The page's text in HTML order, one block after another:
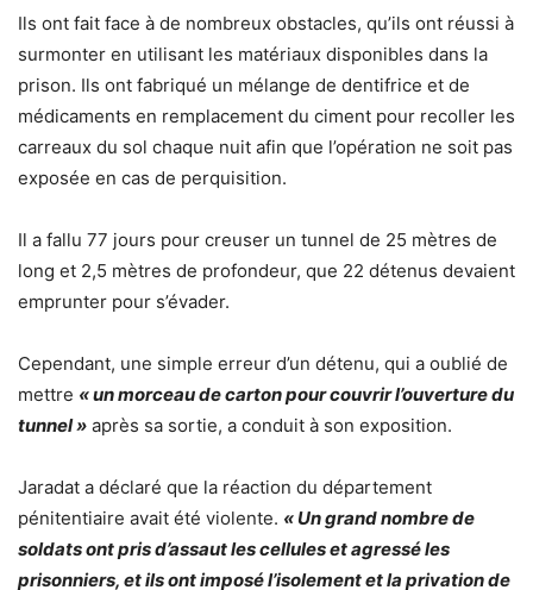
Ils ont fait face à de nombreux obstacles, qu’ils ont réussi à
surmonter en utilisant les matériaux disponibles dans la
prison. Ils ont fabriqué un mélange de dentifrice et de
médicaments en remplacement du ciment pour recoller les
carreaux du sol chaque nuit afin que l’opération ne soit pas
exposée en cas de perquisition.
Il a fallu 77 jours pour creuser un tunnel de 25 mètres de
long et 2,5 mètres de profondeur, que 22 détenus devaient
emprunter pour s’évader.
Cependant, une simple erreur d’un détenu, qui a oublié de
mettre « un morceau de carton pour couvrir l’ouverture du
tunnel » après sa sortie, a conduit à son exposition.
Jaradat a déclaré que la réaction du département
pénitentiaire avait été violente. « Un grand nombre de
soldats ont pris d’assaut les cellules et agressé les
prisonniers, et ils ont imposé l’isolement et la privation de